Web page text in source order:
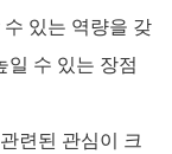
있는 역량을 갖
일 수 있는 장점
련된 관심이 크